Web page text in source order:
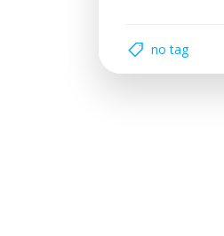
no tag